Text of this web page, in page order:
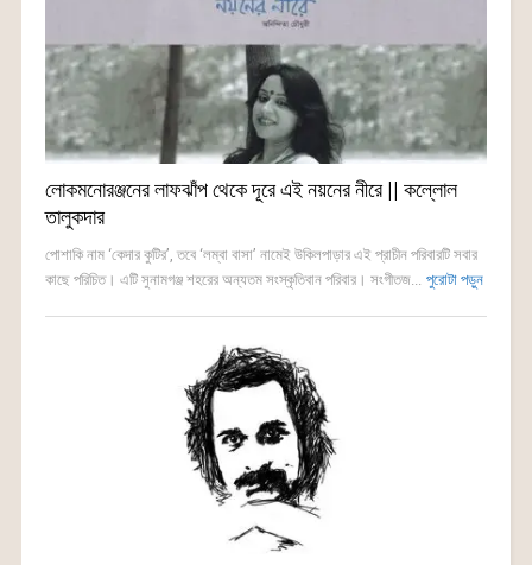
লোকমনোরঞ্জনের লাফঝাঁপ থেকে দূরে এই নয়নের নীরে || কল্লোল
তালুকদার
পোশাকি নাম ‘কেদার কুটির’, তবে ‘লম্বা বাসা’ নামেই উকিলপাড়ার এই প্রাচীন পরিবারটি সবার
কাছে পরিচিত। এটি সুনামগঞ্জ শহরের অন্যতম সংস্কৃতিবান পরিবার। সংগীতজ...
পুরোটা পড়ুন